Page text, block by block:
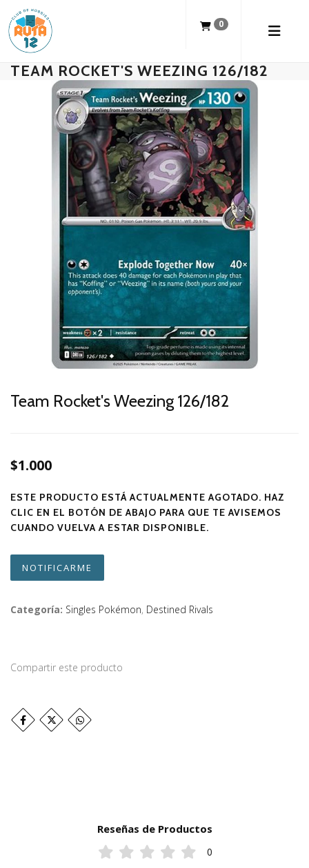
0
TEAM ROCKET'S WEEZING 126/182
Team Rocket's Weezing 126/182
$1.000
ESTE PRODUCTO ESTÁ ACTUALMENTE AGOTADO. HAZ
CLIC EN EL BOTÓN DE ABAJO PARA QUE TE AVISEMOS
CUANDO VUELVA A ESTAR DISPONIBLE.
NOTIFICARME
Categoría: Singles Pokémon, Destined Rivals
Compartir este producto
Reseñas de Productos
0